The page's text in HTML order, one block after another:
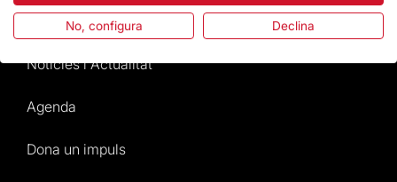
Normativa i condicions de compra
Notícies i Actualitat
Agenda
Dona un impuls
No, configura Declina